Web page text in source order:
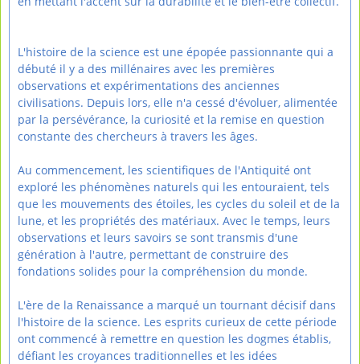
L'histoire de la science est une épopée passionnante qui a
débuté il y a des millénaires avec les premières
observations et expérimentations des anciennes
civilisations. Depuis lors, elle n'a cessé d'évoluer, alimentée
par la persévérance, la curiosité et la remise en question
constante des chercheurs à travers les âges.
Au commencement, les scientifiques de l'Antiquité ont
exploré les phénomènes naturels qui les entouraient, tels
que les mouvements des étoiles, les cycles du soleil et de la
lune, et les propriétés des matériaux. Avec le temps, leurs
observations et leurs savoirs se sont transmis d'une
génération à l'autre, permettant de construire des
fondations solides pour la compréhension du monde.
L'ère de la Renaissance a marqué un tournant décisif dans
l'histoire de la science. Les esprits curieux de cette période
ont commencé à remettre en question les dogmes établis,
défiant les croyances traditionnelles et les idées